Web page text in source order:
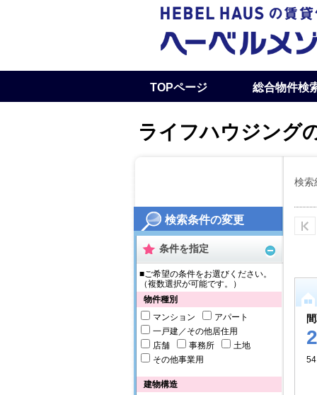
検索条件の変更
条件を指定
■ご希望の条件をお選びください。
（複数選択が可能です。）
物件種別
マンション
アパート
一戸建／その他居住用
店舗
事務所
土地
その他事業用
建物構造
TOPページ 総合物件検
ライフハウジング
検索